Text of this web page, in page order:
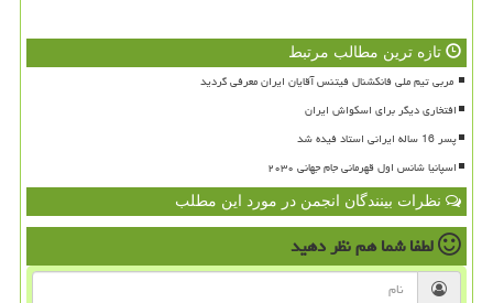
تازه ترین مطالب مرتبط
افتخاری دیگر برای اسکواش ایران
پسر 16 ساله ایرانی استاد فیده شد
اسپانیا شانس اول قهرمانی جام جهانی ۲۰۳۰
نظرات بینندگان انجمن در مورد این مطلب
لطفا شما همنظر دهید